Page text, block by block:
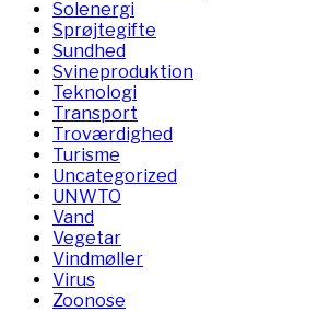
Solenergi
Sprøjtegifte
Sundhed
Svineproduktion
Teknologi
Transport
Troværdighed
Turisme
Uncategorized
UNWTO
Vand
Vegetar
Vindmøller
Virus
Zoonose